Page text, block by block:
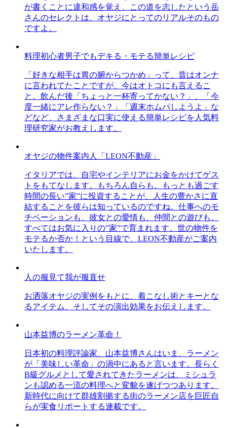
が書くことに違和感を覚え、この道を志したという岳
さんのセレクトは、オヤジにとってのリアルそのもの
ですよ。
料理初心者男子でもデキる・モテる簡単レシピ
「好きな相手は胃の腑からつかめ」って、昔はオンナ
に言われてたことですが、今はオトコにも言えるこ
と。飲んだ後「ちょっと一杯寄ってかない？」、「今
度一緒にアレ作らない？」「週末ホムパしようよ」な
どなど、さまざまな口実に使える簡単レシピを人気料
理研究家がお教えします。
オヤジの物件案内人「LEON不動産」
イタリアでは、自宅やインテリアにお金をかけてゲス
トをもてなします。もちろん自らも。もっとも過ごす
時間の長い”家”に投資することが、人生の豊かさに直
結することを彼らは知っているのですね。仕事へのモ
チベーションも、彼女との愛情も、仲間との遊びも、
すべてはお気に入りの”家”で育まれます。世の物件を
モテるか否か！という目線で、LEON不動産がご案内
いたします。
人の服見て我が服直せ
お洒落オヤジの実例をもとに、着こなし術とキーとな
るアイテム、そしてその演出効果をお伝えします。
山本益博のラーメン革命！
日本初の料理評論家、山本益博さんはいま、ラーメン
が「美味しい革命」の渦中にあると言います。長らく
B級グルメとして愛されてきたラーメンは、ミシュラ
ンも認める一流の料理へと変貌を遂げつつあります。
新時代に向けて群雄割拠する街のラーメン店を巨匠自
らが実食リポートする連載です。